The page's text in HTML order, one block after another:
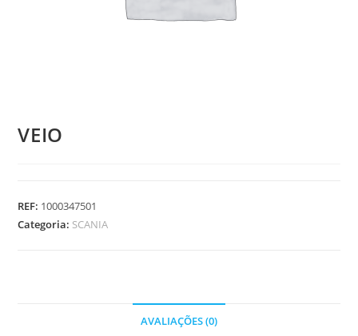
VEIO
REF: 1000347501
Categoria: SCANIA
AVALIAÇÕES (0)